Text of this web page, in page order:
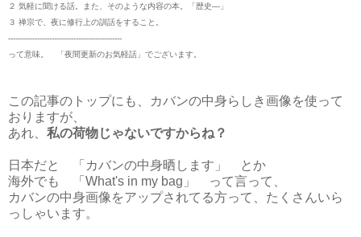
２ 気軽に聞ける話。また、そのような内容の本。「歴史―」
３ 禅宗で、夜に修行上の訓話をすること。
-----------------------------------------------
って意味。 「夜間更新のお気軽話」でございます。
この記事のトップにも、カバンの中身らしき画像を使って
おりますが、
あれ、 私の荷物じゃないですからね？
日本だと 「カバンの中身晒します」 とか
海外でも 「What's in my bag」 って言って、
カバンの中身画像をアップされてる方って、たくさんいら
っしゃいます。